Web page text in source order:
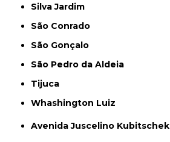
Silva Jardim
São Conrado
São Gonçalo
São Pedro da Aldeia
Tijuca
Whashington Luiz
Avenida Juscelino Kubitschek